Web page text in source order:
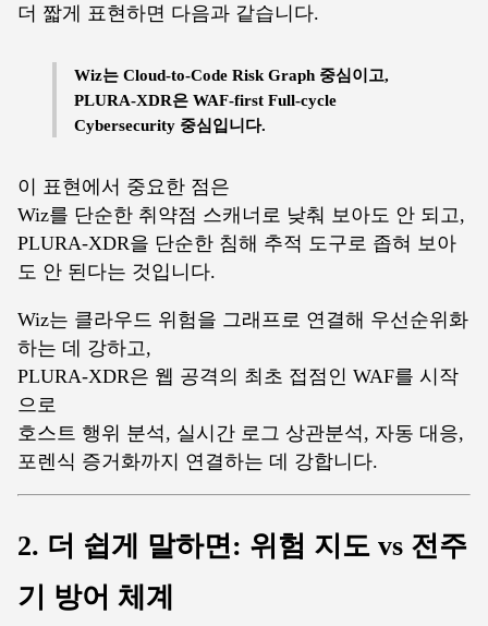
더 짧게 표현하면 다음과 같습니다.
Wiz는 Cloud-to-Code Risk Graph 중심이고,
PLURA-XDR은 WAF-first Full-cycle
Cybersecurity 중심입니다.
이 표현에서 중요한 점은
Wiz를 단순한 취약점 스캐너로 낮춰 보아도 안 되고,
PLURA-XDR을 단순한 침해 추적 도구로 좁혀 보아
도 안 된다는 것입니다.
Wiz는 클라우드 위험을 그래프로 연결해 우선순위화
하는 데 강하고,
PLURA-XDR은 웹 공격의 최초 접점인 WAF를 시작
으로
호스트 행위 분석, 실시간 로그 상관분석, 자동 대응,
포렌식 증거화까지 연결하는 데 강합니다.
2. 더 쉽게 말하면: 위험 지도 vs 전주
기 방어 체계